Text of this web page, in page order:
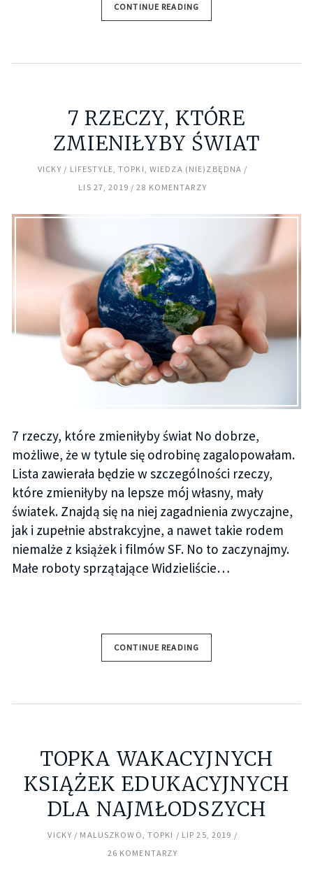
CONTINUE READING
7 RZECZY, KTÓRE
ZMIENIŁYBY ŚWIAT
VICKY LIFESTYLE, TOPKI, WIEDZA (NIE)ZBĘDNA
LIS 27, 2019
28 KOMENTARZY
7 rzeczy, które zmieniłyby świat No dobrze,
możliwe, że w tytule się odrobinę zagalopowałam.
Lista zawierała będzie w szczególności rzeczy,
które zmieniłyby na lepsze mój własny, mały
światek. Znajdą się na niej zagadnienia zwyczajne,
jak i zupełnie abstrakcyjne, a nawet takie rodem
niemalże z książek i filmów SF. No to zaczynajmy.
Małe roboty sprzątające Widzieliście…
CONTINUE READING
TOPKA WAKACYJNYCH
KSIĄŻEK EDUKACYJNYCH
DLA NAJMŁODSZYCH
VICKY MALUSZKOWO, TOPKI
LIP 25, 2019
26 KOMENTARZY